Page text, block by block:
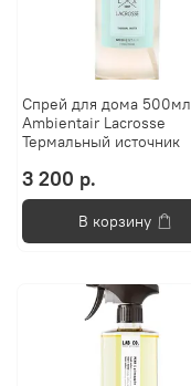
Спрей для дома 500мл
Ambientair Lacrosse
Термальный источник
3 200 р.
В корзину